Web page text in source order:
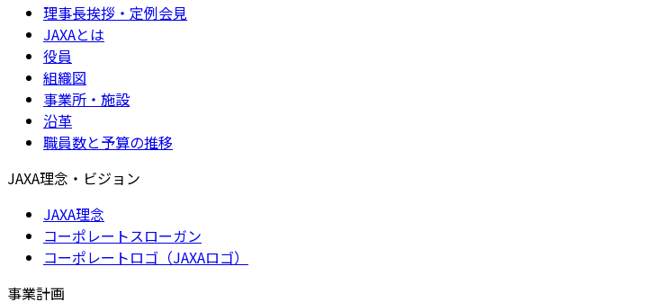
理事長挨拶・定例会見
JAXAとは
役員
組織図
事業所・施設
沿革
職員数と予算の推移
JAXA理念・ビジョン
JAXA理念
コーポレートスローガン
コーポレートロゴ（JAXAロゴ）
事業計画